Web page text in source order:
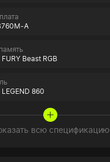
A
Beast RGB
860
всю спецификацию